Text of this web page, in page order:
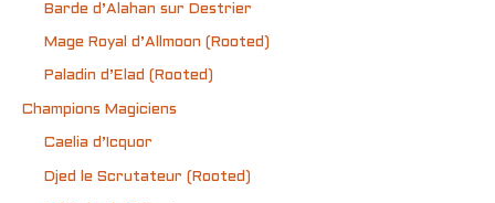
Barde d’Alahan sur Destrier
Mage Royal d’Allmoon (Rooted)
Paladin d’Elad (Rooted)
Champions Magiciens
Caelia d’Icquor
Djed le Scrutateur (Rooted)